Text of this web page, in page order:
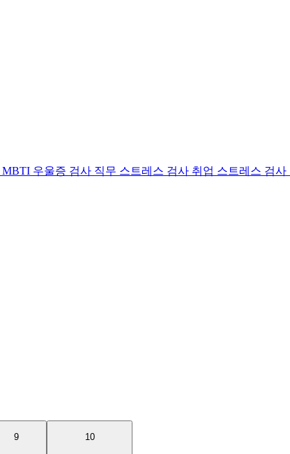
MBTI 우울증 검사 직무 스트레스 검사 취업 스트레스 검사
9 10